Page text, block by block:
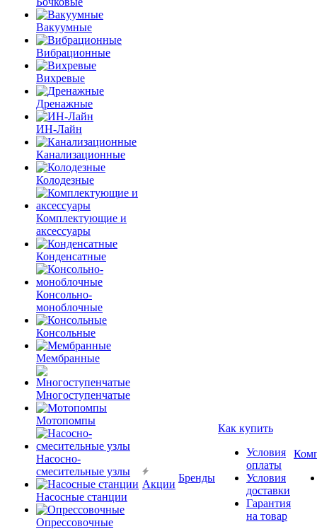
Вакуумные
Вибрационные
Вихревые
Дренажные
ИН-Лайн
Канализационные
Колодезные
Комплектующие и
аксессуары
Конденсатные
Консольно-
моноблочные
Консольные
Мембранные
Многоступенчатые
Мотопомпы
Насосно-
смесительные узлы
Насосные станции
Опрессовочные
Акции
Бренды
Как купить
Условия
оплаты
Условия
доставки
Гарантия
на товар